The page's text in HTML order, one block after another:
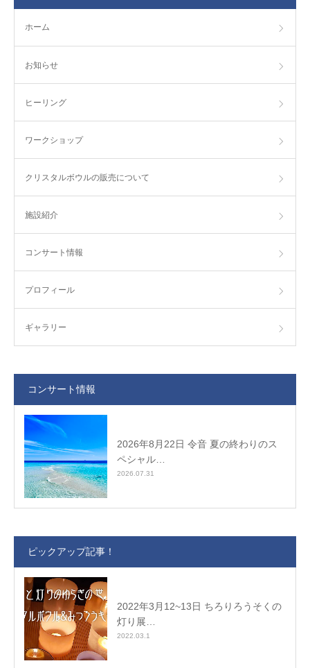
ホーム
お知らせ
ヒーリング
ワークショップ
クリスタルボウルの販売について
施設紹介
コンサート情報
プロフィール
ギャラリー
コンサート情報
2026年8月22日 令音 夏の終わりのス
ペシャル…
2026.07.31
ピックアップ記事！
2022年3月12~13日 ちろりろうそくの
灯り展…
2022.03.1